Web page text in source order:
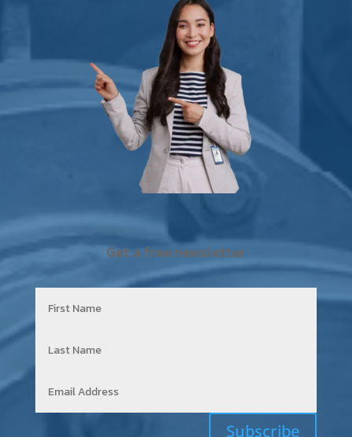
Get a free newsletter
Subscribe